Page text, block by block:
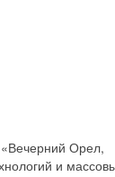
«Вечерний Орел,
и